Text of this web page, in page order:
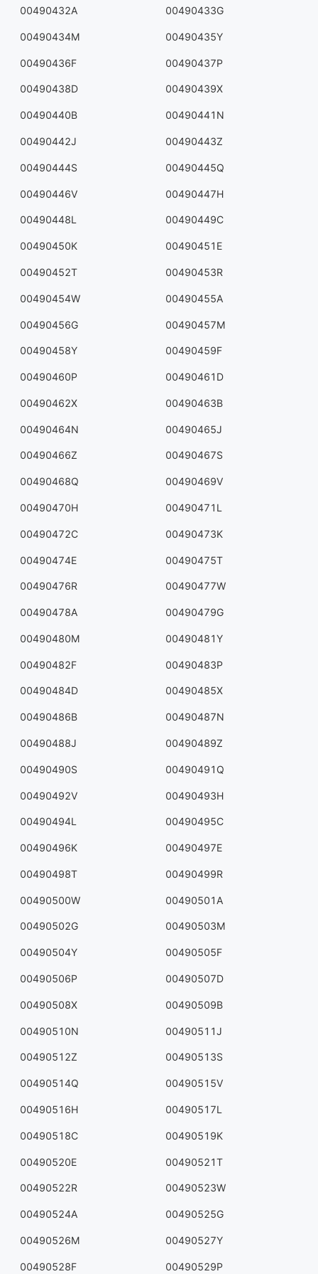
00490432A 00490433G
00490434M 00490435Y
00490436F 00490437P
00490438D 00490439X
00490440B 00490441N
00490442J 00490443Z
00490444S 00490445Q
00490446V 00490447H
00490448L 00490449C
00490450K 00490451E
00490452T 00490453R
00490454W 00490455A
00490456G 00490457M
00490458Y 00490459F
00490460P 00490461D
00490462X 00490463B
00490464N 00490465J
00490466Z 00490467S
00490468Q 00490469V
00490470H 00490471L
00490472C 00490473K
00490474E 00490475T
00490476R 00490477W
00490478A 00490479G
00490480M 00490481Y
00490482F 00490483P
00490484D 00490485X
00490486B 00490487N
00490488J 00490489Z
00490490S 00490491Q
00490492V 00490493H
00490494L 00490495C
00490496K 00490497E
00490498T 00490499R
00490500W 00490501A
00490502G 00490503M
00490504Y 00490505F
00490506P 00490507D
00490508X 00490509B
00490510N 00490511J
00490512Z 00490513S
00490514Q 00490515V
00490516H 00490517L
00490518C 00490519K
00490520E 00490521T
00490522R 00490523W
00490524A 00490525G
00490526M 00490527Y
00490528F 00490529P